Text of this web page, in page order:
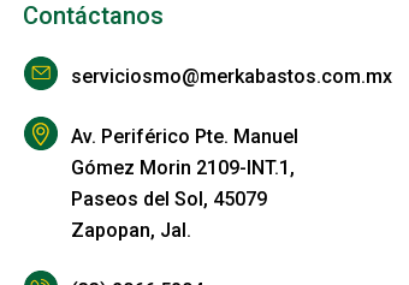
Contáctanos
serviciosmo@merkabastos.com.mx
Av. Periférico Pte. Manuel
Gómez Morin 2109-INT.1,
Paseos del Sol, 45079
Zapopan, Jal.